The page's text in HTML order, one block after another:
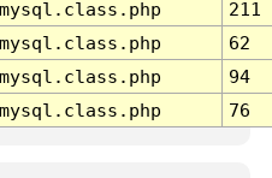
211
62
94
76